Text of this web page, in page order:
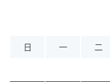
日
一 二